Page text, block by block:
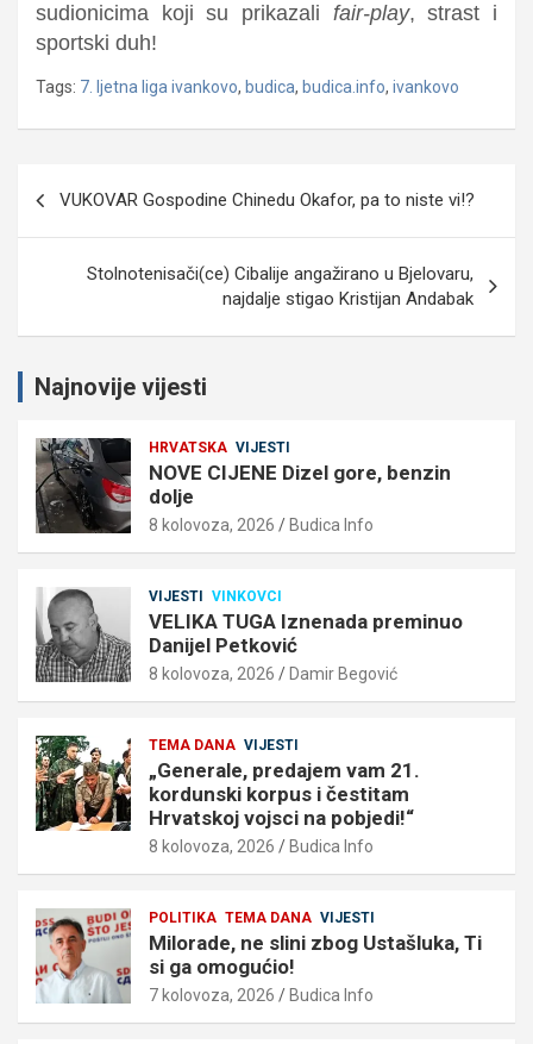
sudionicima koji su prikazali fair-play, strast i
sportski duh!
Tags: 7. ljetna liga ivankovo, budica, budica.info, ivankovo
VUKOVAR Gospodine Chinedu Okafor, pa to niste vi!?
Stolnotenisači(ce) Cibalije angažirano u Bjelovaru,
najdalje stigao Kristijan Andabak
Najnovije vijesti
HRVATSKA VIJESTI
NOVE CIJENE Dizel gore, benzin
dolje
8 kolovoza, 2026 Budica Info
VIJESTI VINKOVCI
VELIKA TUGA Iznenada preminuo
Danijel Petković
8 kolovoza, 2026 Damir Begović
TEMA DANA VIJESTI
„Generale, predajem vam 21.
kordunski korpus i čestitam
Hrvatskoj vojsci na pobjedi!“
8 kolovoza, 2026 Budica Info
POLITIKA TEMA DANA VIJESTI
Milorade, ne slini zbog Ustašluka, Ti
si ga omogućio!
7 kolovoza, 2026 Budica Info